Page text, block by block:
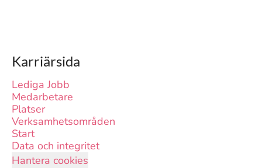
Karriärsida
Lediga Jobb
Medarbetare
Platser
Verksamhetsområden
Start
Data och integritet
Hantera cookies